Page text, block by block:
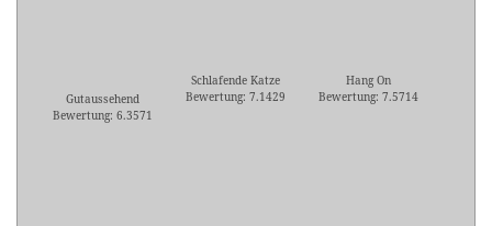
Gutaussehend
Bewertung: 6.3571
Schlafende Katze
Bewertung: 7.1429
Hang On
Bewertung: 7.5714